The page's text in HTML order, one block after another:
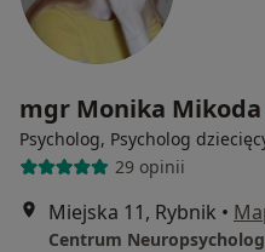
mgr Monika Mikoda
Psycholog, Psycholog
29 opinii
Miejska 11, Rybnik •
Centrum